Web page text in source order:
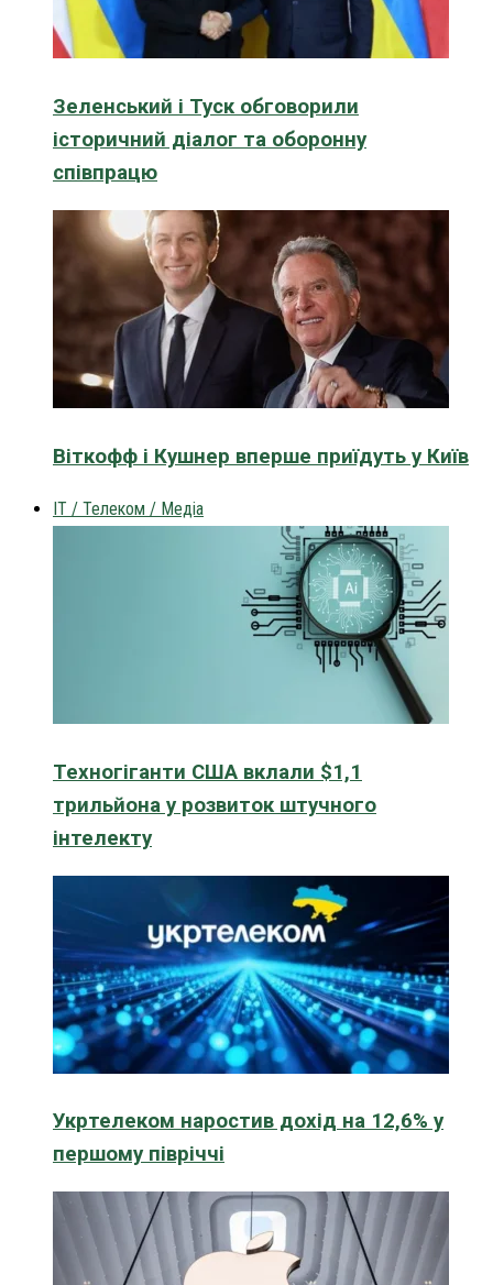
Зеленський і Туск обговорили
історичний діалог та оборонну
співпрацю
Віткофф і Кушнер вперше приїдуть у Київ
IT / Телеком / Медіа
Техногіганти США вклали $1,1
трильйона у розвиток штучного
інтелекту
Укртелеком наростив дохід на 12,6% у
першому півріччі